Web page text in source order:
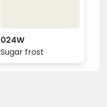
024W
Sugar frost